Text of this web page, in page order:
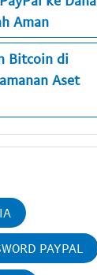
Aman
Bitcoin di
Aset
PAYPAL